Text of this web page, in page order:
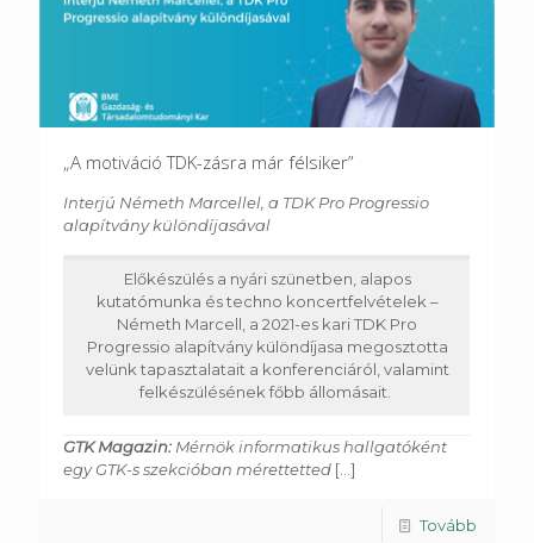
„A motiváció TDK-zásra már félsiker”
Interjú Németh Marcellel, a TDK Pro Progressio
alapítvány különdíjasával
Előkészülés a nyári szünetben, alapos
kutatómunka és techno koncertfelvételek –
Németh Marcell, a 2021-es kari TDK Pro
Progressio alapítvány különdíjasa megosztotta
velünk tapasztalatait a konferenciáról, valamint
felkészülésének főbb állomásait.
GTK Magazin: Mérnök informatikus hallgatóként
egy GTK-s szekcióban mérettetted [...]
Tovább